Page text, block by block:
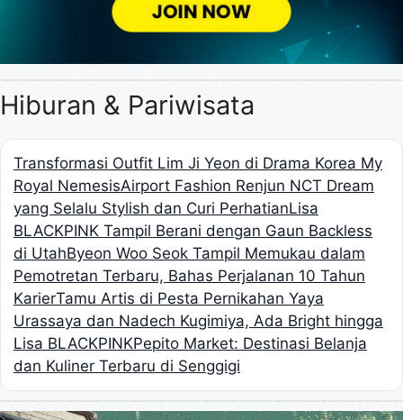
Hiburan & Pariwisata
Transformasi Outfit Lim Ji Yeon di Drama Korea My
Royal NemesisAirport Fashion Renjun NCT Dream
yang Selalu Stylish dan Curi PerhatianLisa
BLACKPINK Tampil Berani dengan Gaun Backless
di UtahByeon Woo Seok Tampil Memukau dalam
Pemotretan Terbaru, Bahas Perjalanan 10 Tahun
KarierTamu Artis di Pesta Pernikahan Yaya
Urassaya dan Nadech Kugimiya, Ada Bright hingga
Lisa BLACKPINKPepito Market: Destinasi Belanja
dan Kuliner Terbaru di Senggigi